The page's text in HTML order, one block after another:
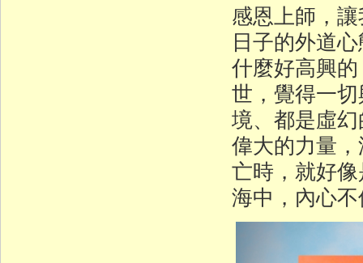
感恩上師，
日子的外道
什麼好高興
世，覺得一
境、都是虛
偉大的力量
亡時，就好
海中，內心